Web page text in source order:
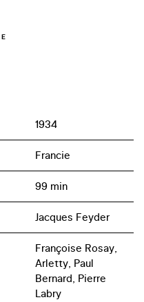
1934
Francie
99 min
Jacques Feyder
Françoise Rosay,
Arletty, Paul
Bernard, Pierre
Labry